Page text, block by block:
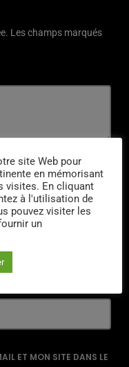
Les champs marqués
ET MON SITE DANS LE
site Web pour
en mémorisant
visites. En cliquant
à l'utilisation de
pouvez visiter les
un